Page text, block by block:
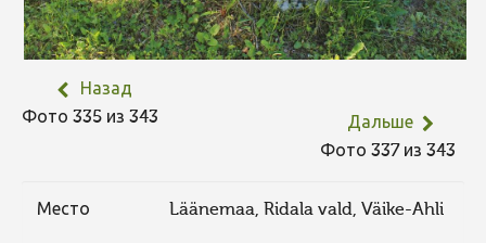
Назад
Фото 335 из 343
Дальше
Фото 337 из 343
Место Läänemaa, Ridala vald, Väike-Ahli